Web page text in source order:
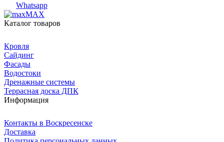
Whatsapp
MAX
Каталог товаров
Кровля
Сайдинг
Фасады
Водостоки
Дренажные системы
Террасная доска ДПК
Информация
Контакты в Воскресенске
Доставка